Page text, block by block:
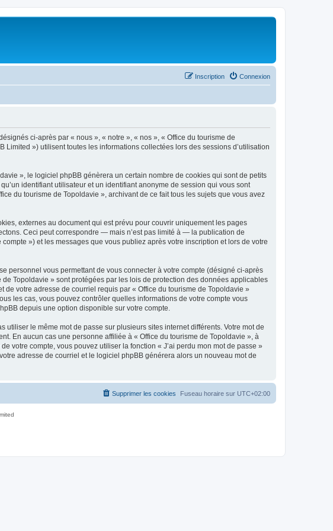
Connexion
Inscription
ci-après par « nous », « notre », « nos », « Office du tourisme de
») utilisent toutes les informations collectées lors des sessions d’utilisation
», le logiciel phpBB génèrera un certain nombre de cookies qui sont de petits
identifiant utilisateur et un identifiant anonyme de session qui vous sont
du tourisme de Topoldavie », archivant de ce fait tous les sujets que vous avez
externes au document qui est prévu pour couvrir uniquement les pages
Ceci peut correspondre — mais n’est pas limité à — la publication de
») et les messages que vous publiez après votre inscription et lors de votre
personnel vous permettant de vous connecter à votre compte (désigné ci-après
Topoldavie » sont protégées par les lois de protection des données applicables
de votre adresse de courriel requis par « Office du tourisme de Topoldavie »
les cas, vous pouvez contrôler quelles informations de votre compte vous
depuis une option disponible sur votre compte.
le même mot de passe sur plusieurs sites internet différents. Votre mot de
En aucun cas une personne affiliée à « Office du tourisme de Topoldavie », à
votre compte, vous pouvez utiliser la fonction « J’ai perdu mon mot de passe »
adresse de courriel et le logiciel phpBB générera alors un nouveau mot de
Fuseau horaire sur UTC+02:00
Supprimer les cookies